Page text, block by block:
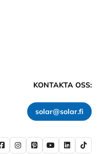
KONTAKTA OSS:
solar@solar.fi